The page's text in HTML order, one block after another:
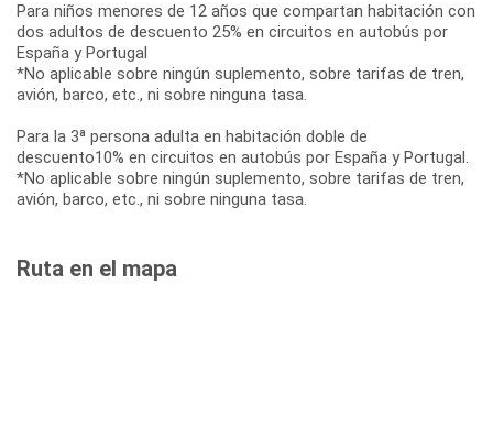
Para niños menores de 12 años que compartan habitación con
dos adultos de descuento 25% en circuitos en autobús por
España y Portugal
*No aplicable sobre ningún suplemento, sobre tarifas de tren,
avión, barco, etc., ni sobre ninguna tasa.
Para la 3ª persona adulta en habitación doble de
descuento10% en circuitos en autobús por España y Portugal.
*No aplicable sobre ningún suplemento, sobre tarifas de tren,
avión, barco, etc., ni sobre ninguna tasa.
Ruta en el mapa